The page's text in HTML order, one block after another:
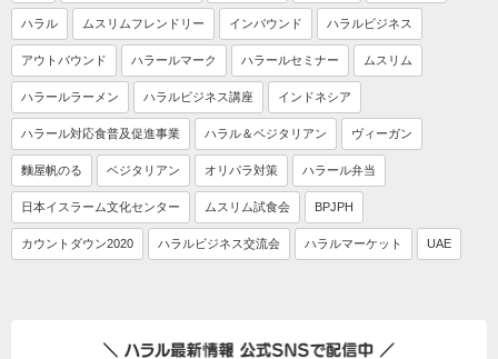
ハラル ムスリムフレンドリー インバウンド ハラルビジネス
アウトバウンド ハラールマーク ハラールセミナー ムスリム
ハラールラーメン ハラルビジネス講座 インドネシア
ハラール対応食普及促進事業 ハラル＆ベジタリアン ヴィーガン
麵屋帆のる ベジタリアン オリパラ対策 ハラール弁当
日本イスラーム文化センター ムスリム試食会 BPJPH
カウントダウン2020 ハラルビジネス交流会 ハラルマーケット UAE